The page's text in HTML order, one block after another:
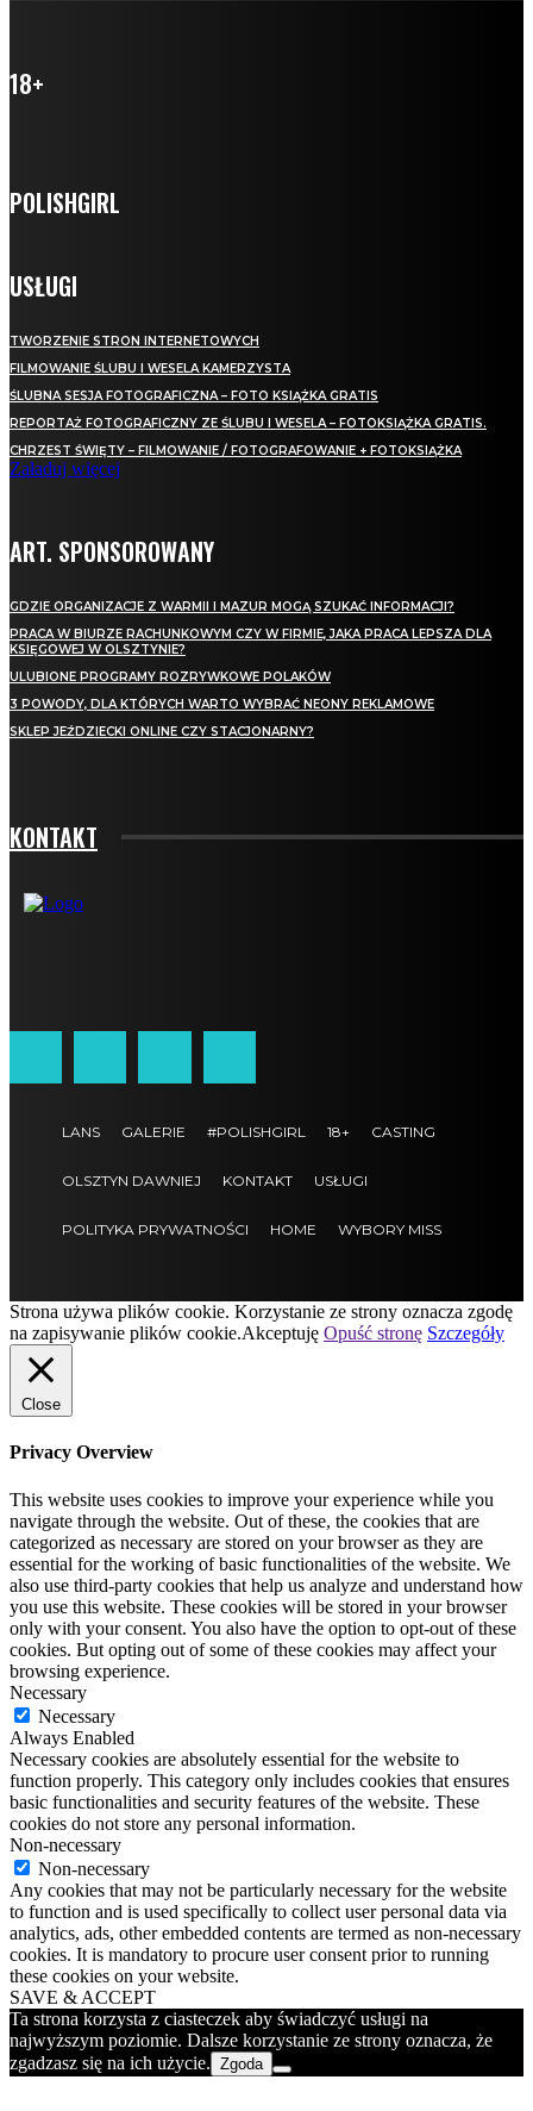
18+
POLISHGIRL
USŁUGI
TWORZENIE STRON INTERNETOWYCH
FILMOWANIE ŚLUBU I WESELA KAMERZYSTA
ŚLUBNA SESJA FOTOGRAFICZNA – FOTO KSIĄŻKA GRATIS
REPORTAŻ FOTOGRAFICZNY ZE ŚLUBU I WESELA – FOTOKSIĄŻKA GRATIS.
CHRZEST ŚWIĘTY – FILMOWANIE / FOTOGRAFOWANIE + FOTOKSIĄŻKA
Załaduj więcej
ART. SPONSOROWANY
GDZIE ORGANIZACJE Z WARMII I MAZUR MOGĄ SZUKAĆ INFORMACJI?
PRACA W BIURZE RACHUNKOWYM CZY W FIRMIE, JAKA PRACA LEPSZA DLA
KSIĘGOWEJ W OLSZTYNIE?
ULUBIONE PROGRAMY ROZRYWKOWE POLAKÓW
3 POWODY, DLA KTÓRYCH WARTO WYBRAĆ NEONY REKLAMOWE
SKLEP JEŹDZIECKI ONLINE CZY STACJONARNY?
KONTAKT
LANS GALERIE #POLISHGIRL 18+ CASTING
OLSZTYN DAWNIEJ KONTAKT USŁUGI
POLITYKA PRYWATNOŚCI HOME WYBORY MISS
Strona używa plików cookie. Korzystanie ze strony oznacza zgodę
na zapisywanie plików cookie.Akceptuję Opuść stronę Szczegóły
Close
Privacy Overview
This website uses cookies to improve your experience while you
navigate through the website. Out of these, the cookies that are
categorized as necessary are stored on your browser as they are
essential for the working of basic functionalities of the website. We
also use third-party cookies that help us analyze and understand how
you use this website. These cookies will be stored in your browser
only with your consent. You also have the option to opt-out of these
cookies. But opting out of some of these cookies may affect your
browsing experience.
Necessary
Necessary
Always Enabled
Necessary cookies are absolutely essential for the website to
function properly. This category only includes cookies that ensures
basic functionalities and security features of the website. These
cookies do not store any personal information.
Non-necessary
Non-necessary
Any cookies that may not be particularly necessary for the website
to function and is used specifically to collect user personal data via
analytics, ads, other embedded contents are termed as non-necessary
cookies. It is mandatory to procure user consent prior to running
these cookies on your website.
SAVE & ACCEPT
Ta strona korzysta z ciasteczek aby świadczyć usługi na
najwyższym poziomie. Dalsze korzystanie ze strony oznacza, że
zgadzasz się na ich użycie. Zgoda